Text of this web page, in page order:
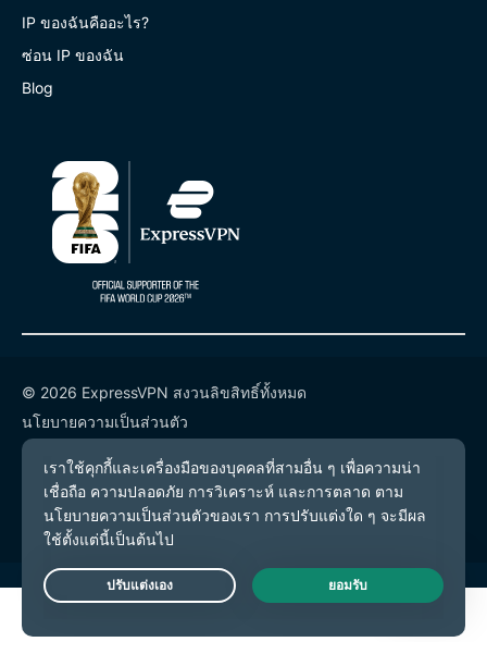
IP ของฉันคืออะไร?
ซ่อน IP ของฉัน
Blog
© 2026 ExpressVPN สงวนลิขสิทธิ์ทั้งหมด
นโยบายความเป็นส่วนตัว
เงื่อนไขการให้บริการ
การตั้งค่าคุกกี้
Live Chat